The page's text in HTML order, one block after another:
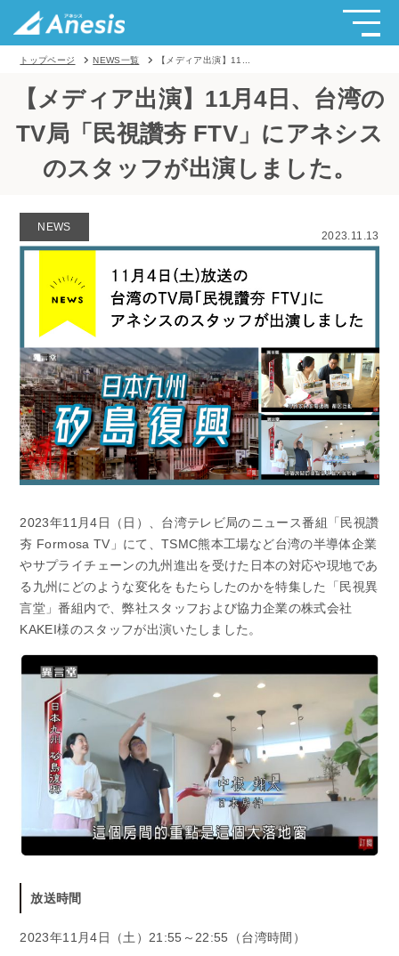
トップページ NEWS一覧 【メディア出演】11...
【メディア出演】11月4日、台湾の
TV局「民視讚夯 FTV」にアネシス
のスタッフが出演しました。
NEWS
2023.11.13
2023年11月4日（日）、台湾テレビ局のニュース番組「民視讚
夯 Formosa TV」にて、TSMC熊本工場など台湾の半導体企業
やサプライチェーンの九州進出を受けた日本の対応や現地であ
る九州にどのような変化をもたらしたのかを特集した「民視異
言堂」番組内で、弊社スタッフおよび協力企業の株式会社
KAKEI様のスタッフが出演いたしました。
放送時間
2023年11月4日（土）21:55～22:55（台湾時間）